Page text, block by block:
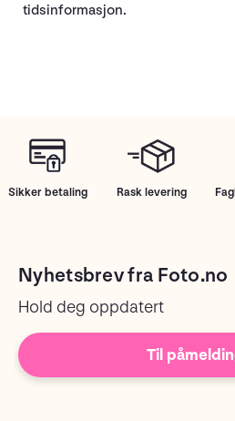
tidsinformasjon.
Sikker betaling Rask levering
Nyhetsbrev fra Foto.no
Hold deg oppdatert
Til